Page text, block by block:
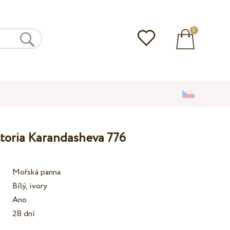
0
Karandasheva 776
Mořská panna
Bílý, ivory
Ano
28 dní